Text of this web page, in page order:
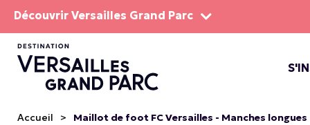
Découvrir Versailles Grand Parc
Accueil > Maillot de foot FC Versailles - Manches longues